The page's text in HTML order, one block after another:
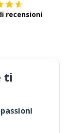
recensioni
ti